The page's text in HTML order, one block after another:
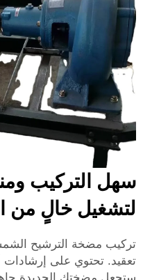
سهل التركيب
لتشغيل خالٍ من
تركيب مضخة الترشيح
تعقيد. تحتوي على
ستجعل مضختك الجديدة